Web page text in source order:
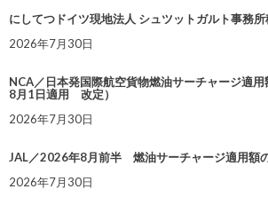
にしてつドイツ現地法人 シュツットガルト事務
2026年7月30日
NCA／日本発国際航空貨物燃油サーチャージ適
8月1日適用 改定）
2026年7月30日
JAL／2026年8月前半 燃油サーチャージ適用額
2026年7月30日